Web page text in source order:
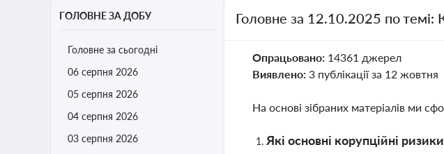
ГОЛОВНЕ ЗА ДОБУ
Головне за сьогодні
06 серпня 2026
05 серпня 2026
04 серпня 2026
03 серпня 2026
Головне за 12.10.2025 по темі:
Опрацьовано: 14361 джерел
Виявлено: 3 публікації за 12 жовтня
На основі зібраних матеріалів ми
Які основні корупційні